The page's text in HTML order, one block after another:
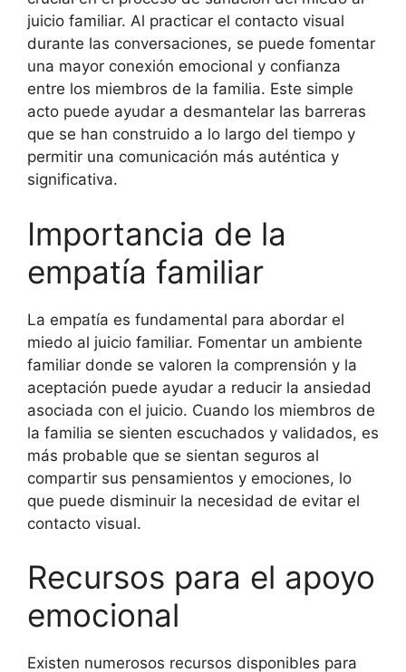
juicio familiar. Al practicar el contacto visual
durante las conversaciones, se puede fomentar
una mayor conexión emocional y confianza
entre los miembros de la familia. Este simple
acto puede ayudar a desmantelar las barreras
que se han construido a lo largo del tiempo y
permitir una comunicación más auténtica y
significativa.
Importancia de la
empatía familiar
La empatía es fundamental para abordar el
miedo al juicio familiar. Fomentar un ambiente
familiar donde se valoren la comprensión y la
aceptación puede ayudar a reducir la ansiedad
asociada con el juicio. Cuando los miembros de
la familia se sienten escuchados y validados, es
más probable que se sientan seguros al
compartir sus pensamientos y emociones, lo
que puede disminuir la necesidad de evitar el
contacto visual.
Recursos para el apoyo
emocional
Existen numerosos recursos disponibles para